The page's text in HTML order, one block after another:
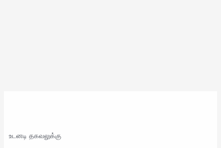
உடனடி தகவலுக்கு